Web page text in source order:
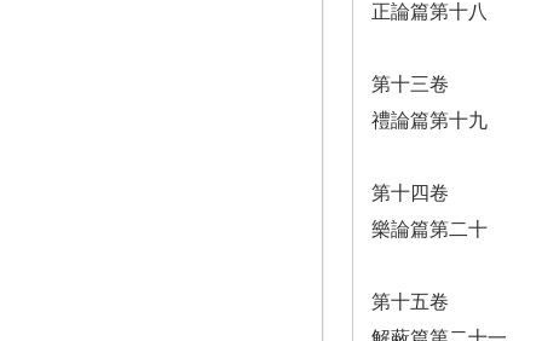
正論篇第十八
第十三卷
禮論篇第十九
第十四卷
樂論篇第二十
第十五卷